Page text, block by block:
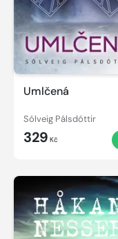
Umlčená
Sólveig Pálsdóttir
329 Kč